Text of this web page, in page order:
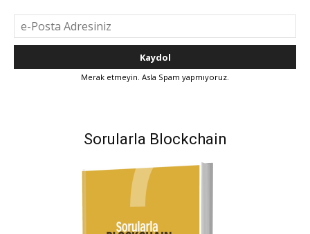
Merak etmeyin. Asla Spam yapmıyoruz.
Sorularla Blockchain